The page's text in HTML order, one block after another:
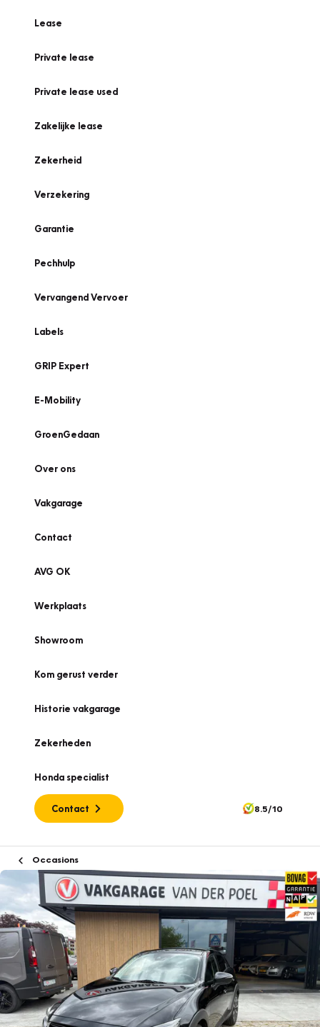
Lease
Private lease
Private lease used
Zakelijke lease
Zekerheid
Verzekering
Garantie
Pechhulp
Vervangend Vervoer
Labels
GRIP Expert
E-Mobility
GroenGedaan
Over ons
Vakgarage
Contact
AVG OK
Werkplaats
Showroom
Kom gerust verder
Historie vakgarage
Zekerheden
Honda specialist
Contact 8.5/10
Occasions